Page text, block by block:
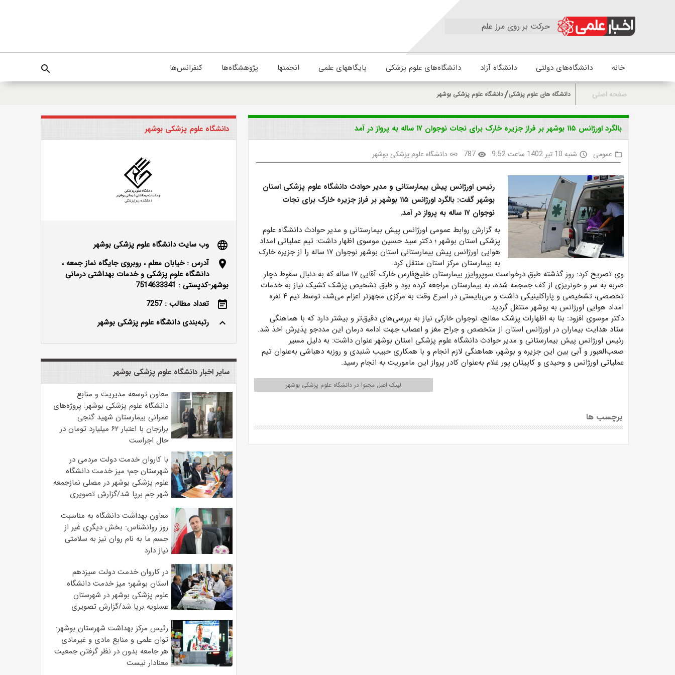
حرکت بر روی مرز علم
خانه دانشگاه‌های دولتی دانشگاه آزاد دانشگاه‌های علوم پزشکی پایگاههای علمی انجمنها پژوهشگاه‌ها کنفرانس‌ها search
صفحه اصلی دانشگاه های علوم پزشکی دانشگاه علوم پزشکی بوشهر
بالگرد اورژانس ۱۱۵ بوشهر بر فراز جزیره خارک برای نجات نوجوان ۱۷ ساله به پرواز در آمد
folder_open عمومی access_time شنبه 10 تیر 1402 ساعت 9:52 visibility
787
link دانشگاه علوم پزشکی بوشهر
رئیس اورژانس پیش بیمارستانی و مدیر حوادث دانشگاه علوم پزشکی استان
بوشهر گفت: بالگرد اورژانس ۱۱۵ بوشهر بر فراز جزیره خارک برای نجات
نوجوان ۱۷ ساله به پرواز در آمد.
به گزارش روابط عمومی اورژانس پیش بیمارستانی و مدیر حوادث دانشگاه علوم
پزشکی استان بوشهر ؛ دکتر سید حسین موسوی اظهار داشت: تیم عملیاتی امداد
هوایی اورژانس پیش بیمارستانی استان بوشهر نوجوان ۱۷ ساله را از جزیره خارک
به بیمارستان مرکز استان منتقل کرد.
وی تصریح کرد: روز گذشته طبق درخواست سوپروایزر بیمارستان خلیج‌فارس خارک آقایی ۱۷ ساله که به دنبال سقوط دچار
ضربه به سر و خونریزی از کف جمجمه شده، به بیمارستان مراجعه کرده بود و طبق تشخیص پزشک کشیک نیاز به خدمات
تخصصی، تشخیصی و پاراکلینیکی داشت و می‌بایستی در اسرع وقت به مرکزی مجهزتر اعزام می‌شد، توسط تیم ۴ نفره
امداد هوایی اورژانس به بوشهر منتقل گردید.
دکتر موسوی افزود: بنا به اظهارات پزشک معالج، نوجوان خارکی نیاز به بررسی‌های دقیق‌تر و بیشتر دارد که با هماهنگی
ستاد هدایت بیماران در اورژانس استان از متخصص و جراح مغز و اعصاب جهت ادامه درمان این مددجو پذیرش اخذ شد.
رئیس اورژانس پیش بیمارستانی و مدیر حوادث دانشگاه علوم پزشکی استان بوشهر عنوان داشت: به دلیل مسیر
صعب‌العبور و آبی بین این جزیره و بوشهر، هماهنگی لازم انجام و با همکاری حبیب شنبدی و روزبه دهباشی به‌عنوان تیم
عملیاتی اورژانس و وحیدی و کاپیتان پور غلام به‌عنوان کادر پرواز این ماموریت به انجام رسید.
لینک اصل محتوا در دانشگاه علوم پزشکی بوشهر
برچسب ها
دانشگاه علوم پزشکی بوشهر
language
وب سایت دانشگاه علوم پزشکی بوشهر
location_on
آدرس : خیابان معلم ، روبروی جایگاه نماز جمعه ،
دانشگاه علوم پزشکی و خدمات بهداشتی درمانی
بوشهر-کدپستی : 7514633341
event_note
تعداد مطالب : 7257
keyboard_arrow_up
رتبه‌بندی دانشگاه علوم پزشکی بوشهر
سایر اخبار دانشگاه علوم پزشکی بوشهر
معاون توسعه مدیریت و منابع
دانشگاه علوم پزشکی بوشهر: پروژه‌های
عمرانی بیمارستان شهید گنجی
برازجان با اعتبار ۶۲ میلیارد تومان در
حال اجراست
با کاروان خدمت دولت مردمی در
شهرستان جم؛ میز خدمت دانشگاه
علوم پزشکی بوشهر در مصلی نمازجمعه
شهر جم برپا شد/گزارش تصویری
معاون بهداشت دانشگاه به مناسبت
روز روانشناس: بخش دیگری غیر از
جسم ما به نام روان نیز به سلامتی
نیاز دارد
در کاروان خدمت دولت سیزدهم
استان بوشهر؛ میز خدمت دانشگاه
علوم پزشکی بوشهر در شهرستان
عسلویه برپا شد/گزارش تصویری
رئیس مرکز بهداشت شهرستان بوشهر:
توان علمی و منابع مادی و غیرمادی
هر جامعه بدون در نظر گرفتن جمعیت
معنادار نیست